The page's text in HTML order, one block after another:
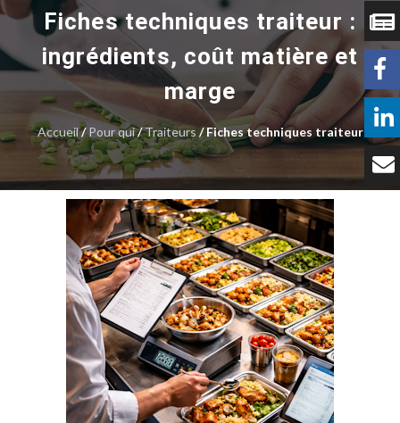
Nos conseillers
DionySols
Nos versions
Nos autres
Solutions
Témoignages
Tarifs
Contact
Fiches techniques traiteur :
ingrédients, coût matière et
marge
Accueil/Pour qui/Traiteurs/ Fiches techniques traiteur